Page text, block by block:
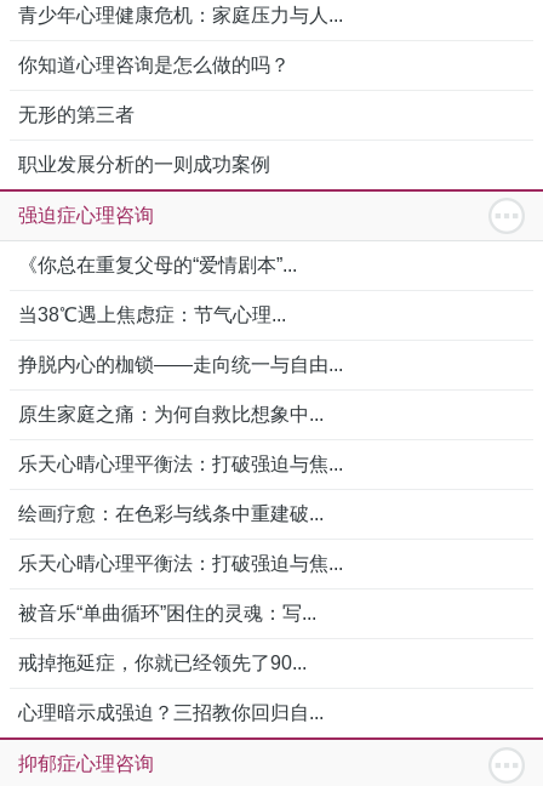
青少年心理健康危机：家庭压力与人...
你知道心理咨询是怎么做的吗？
无形的第三者
职业发展分析的一则成功案例
强迫症心理咨询
《你总在重复父母的“爱情剧本”...
当38℃遇上焦虑症：节气心理...
挣脱内心的枷锁——走向统一与自由...
原生家庭之痛：为何自救比想象中...
乐天心晴心理平衡法：打破强迫与焦...
绘画疗愈：在色彩与线条中重建破...
乐天心晴心理平衡法：打破强迫与焦...
被音乐“单曲循环”困住的灵魂：写...
戒掉拖延症，你就已经领先了90...
心理暗示成强迫？三招教你回归自...
抑郁症心理咨询